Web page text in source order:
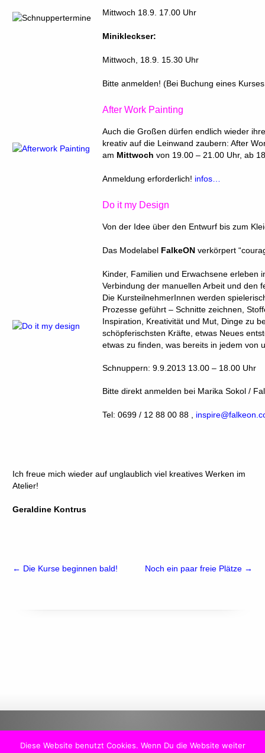
Mittwoch 18.9. 17.00 Uhr
Minikleckser:
Mittwoch, 18.9. 15.30 Uhr
Bitte anmelden! (Bei Buchung eines
After Work Painting
Auch die Großen dürfen endlich wieder
kreativ auf die Leinwand zaubern: After
am Mittwoch von 19.00 – 21.00 Uhr, ab
Anmeldung erforderlich! infos…
Do it my Design
Von der Idee über den Entwurf bis zum
Das Modelabel FalkeON verkörpert
Kinder, Familien und Erwachsene erleben
Verbindung der manuellen Arbeit und den
Die KursteilnehmerInnen werden
Prozesse geführt – Schnitte zeichnen,
Inspiration, Kreativität und Mut, Dinge zu
schöpferischsten Kräfte, etwas Neues
etwas zu finden, was bereits in jedem von
Schnuppern: 9.9.2013 13.00 – 18.00 Uhr
Bitte direkt anmelden bei Marika Sokol /
Tel: 0699 / 12 88 00 88 ,
Ich freue mich wieder auf unglaublich viel kreatives Werken im
Atelier!
Geraldine Kontrus
← Die Kurse beginnen bald! Noch ein paar freie Plätze →
Diese Website benutzt Cookies. Wenn Du die Website weiter